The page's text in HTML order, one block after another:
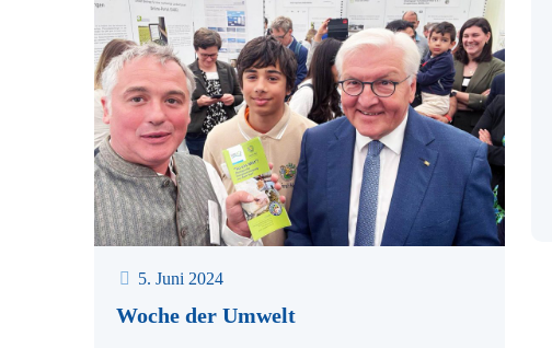
5. Juni 2024
Woche der Umwelt